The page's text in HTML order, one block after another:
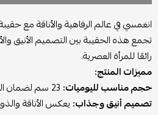
تجمع هذه الحقيبة بين التصميم الأنيق
رائعًا للمرأة العصرية.
مميزات المنتج:
حجم مناسب لليوميات:
تصميم أنيق وجذاب: يعكس الأناقة